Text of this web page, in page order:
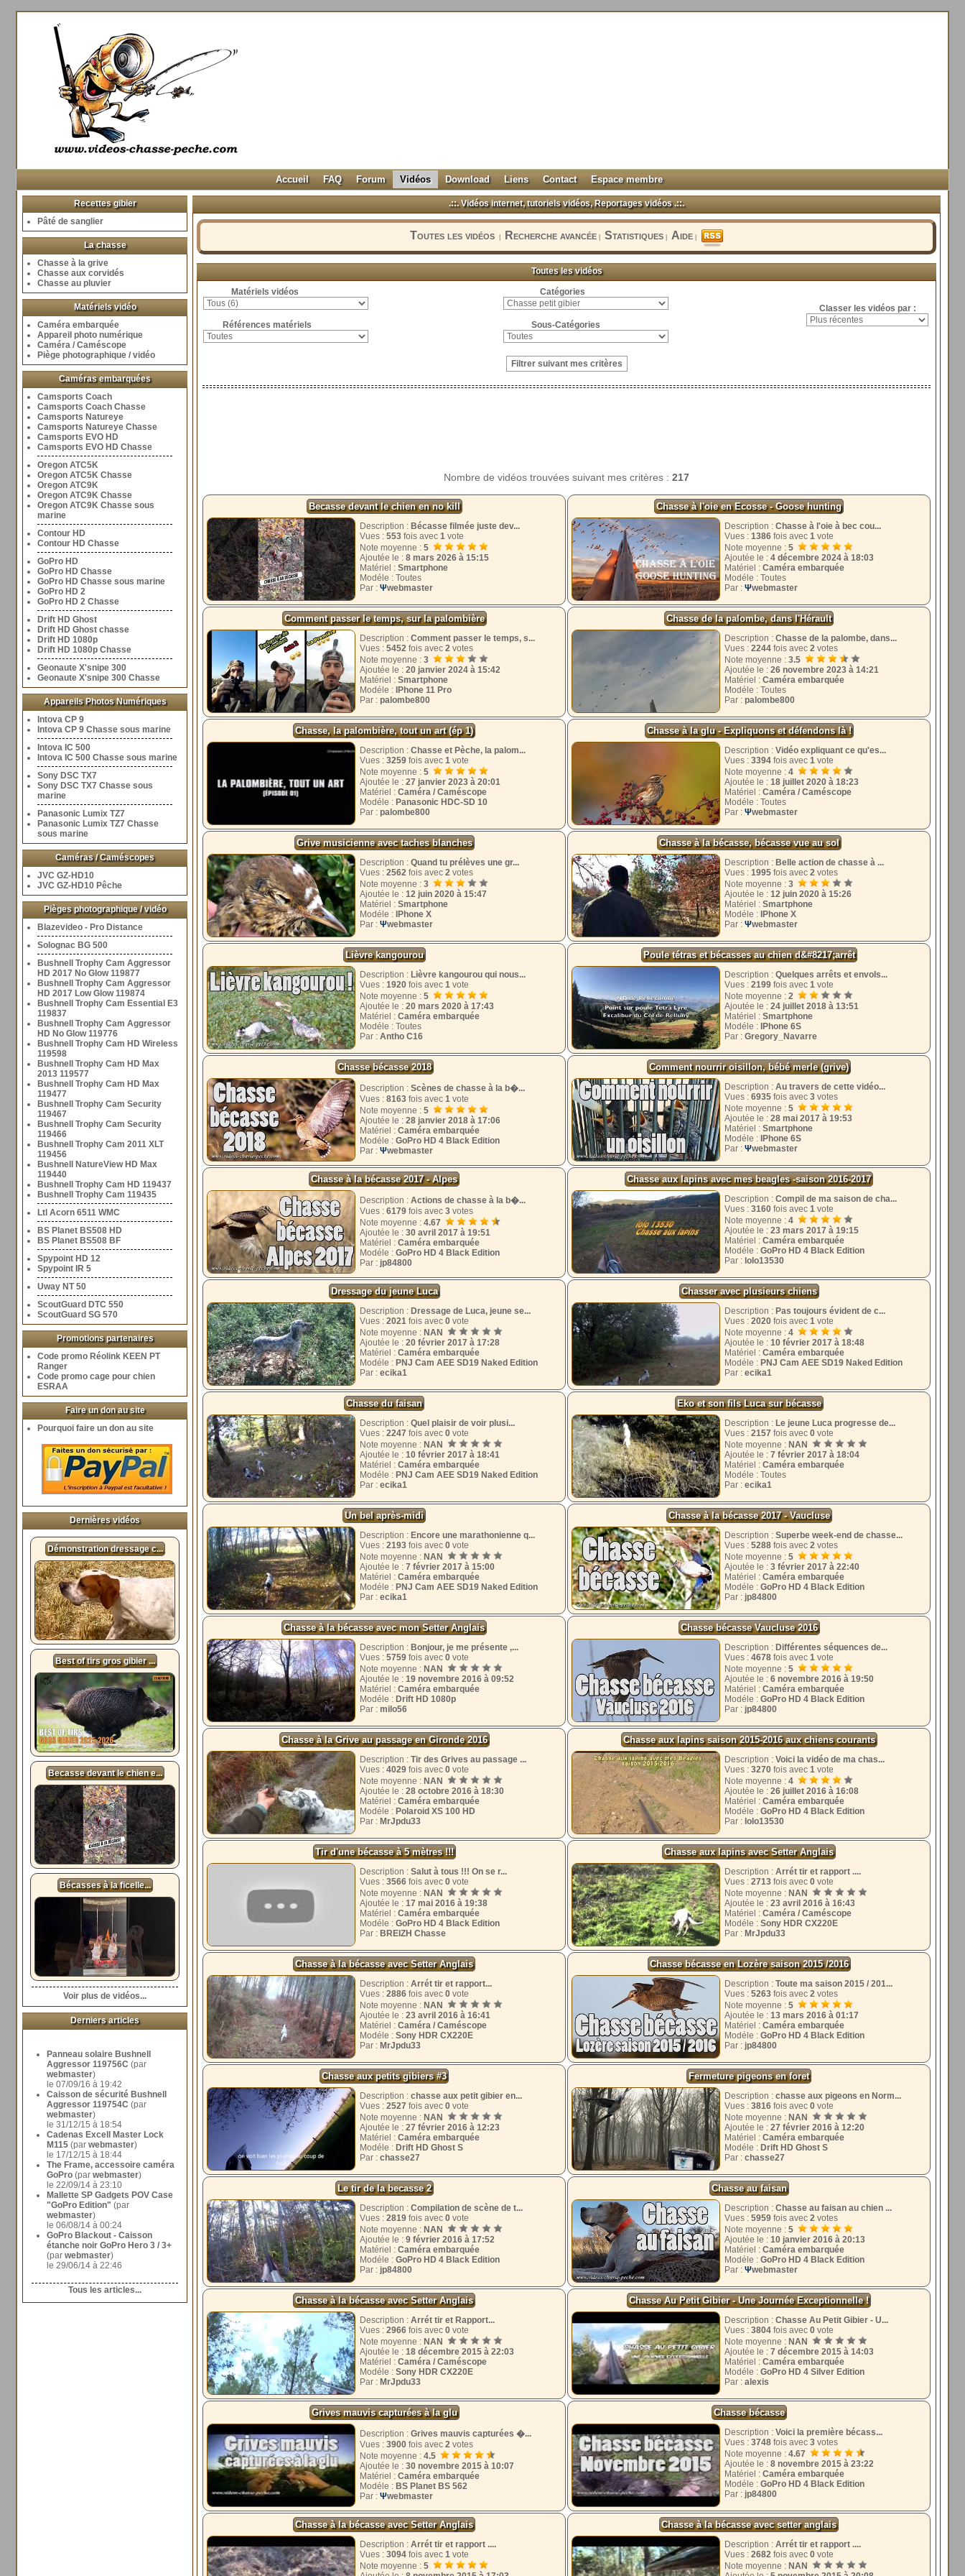
Accueil FAQ Forum Vidéos Download Liens Contact Espace membre
Recettes gibier
Pâté de sanglier
La chasse
Chasse à la grive
Chasse aux corvidés
Chasse au pluvier
Matériels vidéo
Caméra embarquée
Appareil photo numérique
Caméra / Caméscope
Piège photographique / vidéo
Caméras embarquées
Camsports Coach
Camsports Coach Chasse
Camsports Natureye
Camsports Natureye Chasse
Camsports EVO HD
Camsports EVO HD Chasse
Oregon ATC5K
Oregon ATC5K Chasse
Oregon ATC9K
Oregon ATC9K Chasse
Oregon ATC9K Chasse sous
marine
Contour HD
Contour HD Chasse
GoPro HD
GoPro HD Chasse
GoPro HD Chasse sous marine
GoPro HD 2
GoPro HD 2 Chasse
Drift HD Ghost
Drift HD Ghost chasse
Drift HD 1080p
Drift HD 1080p Chasse
Geonaute X'snipe 300
Geonaute X'snipe 300 Chasse
Appareils Photos Numériques
Intova CP 9
Intova CP 9 Chasse sous marine
Intova IC 500
Intova IC 500 Chasse sous marine
Sony DSC TX7
Sony DSC TX7 Chasse sous
marine
Panasonic Lumix TZ7
Panasonic Lumix TZ7 Chasse
sous marine
Caméras / Caméscopes
JVC GZ-HD10
JVC GZ-HD10 Pêche
Pièges photographique / vidéo
Blazevideo - Pro Distance
Solognac BG 500
Bushnell Trophy Cam Aggressor
HD 2017 No Glow 119877
Bushnell Trophy Cam Aggressor
HD 2017 Low Glow 119874
Bushnell Trophy Cam Essential E3
119837
Bushnell Trophy Cam Aggressor
HD No Glow 119776
Bushnell Trophy Cam HD Wireless
119598
Bushnell Trophy Cam HD Max
2013 119577
Bushnell Trophy Cam HD Max
119477
Bushnell Trophy Cam Security
119467
Bushnell Trophy Cam Security
119466
Bushnell Trophy Cam 2011 XLT
119456
Bushnell NatureView HD Max
119440
Bushnell Trophy Cam HD 119437
Bushnell Trophy Cam 119435
Ltl Acorn 6511 WMC
BS Planet BS508 HD
BS Planet BS508 BF
Spypoint HD 12
Spypoint IR 5
Uway NT 50
ScoutGuard DTC 550
ScoutGuard SG 570
Promotions partenaires
Code promo Réolink KEEN PT
Ranger
Code promo cage pour chien
ESRAA
Faire un don au site
Pourquoi faire un don au site
Dernières vidéos
Démonstration dressage c...
Best of tirs gros gibier ...
Becasse devant le chien e...
Bécasses à la ficelle...
Voir plus de vidéos...
Derniers articles
Panneau solaire Bushnell
Aggressor 119756C (par
webmaster)
le 07/09/16 à 19:42
Caisson de sécurité Bushnell
Aggressor 119754C (par
webmaster)
le 31/12/15 à 18:54
Cadenas Excell Master Lock
M115 (par webmaster)
le 17/12/15 à 18:44
The Frame, accessoire caméra
GoPro (par webmaster)
le 22/09/14 à 23:10
Mallette SP Gadgets POV Case
"GoPro Edition" (par
webmaster)
le 06/08/14 à 00:24
GoPro Blackout - Caisson
étanche noir GoPro Hero 3 / 3+
(par webmaster)
le 29/06/14 à 22:46
Tous les articles...
.::. Vidéos internet, tutoriels vidéos, Reportages vidéos .::.
Toutes les vidéos Recherche avancée| Statistiques| Aide|
Toutes les vidéos
Matériels vidéos
Références matériels
Catégories
Sous-Catégories
Classer les vidéos par :
Nombre de vidéos trouvées suivant mes critères : 217
Becasse devant le chien en no kill
Description : Bécasse filmée juste dev...
Vues : 553 fois avec 1 vote
Note moyenne : 5
Ajoutée le : 8 mars 2026 à 15:15
Matériel : Smartphone
Modéle : Toutes
Par : Ψwebmaster
Chasse à l'oie en Ecosse - Goose hunting
Description : Chasse à l'oie à bec cou...
Vues : 1386 fois avec 1 vote
Note moyenne : 5
Ajoutée le : 4 décembre 2024 à 18:03
Matériel : Caméra embarquée
Modéle : Toutes
Par : Ψwebmaster
Comment passer le temps, sur la palombière
Description : Comment passer le temps, s...
Vues : 5452 fois avec 2 votes
Note moyenne : 3
Ajoutée le : 20 janvier 2024 à 15:42
Matériel : Smartphone
Modéle : IPhone 11 Pro
Par : palombe800
Chasse de la palombe, dans l'Hérault
Description : Chasse de la palombe, dans...
Vues : 2244 fois avec 2 votes
Note moyenne : 3.5
Ajoutée le : 26 novembre 2023 à 14:21
Matériel : Caméra embarquée
Modéle : Toutes
Par : palombe800
Chasse, la palombière, tout un art (ép 1)
Description : Chasse et Pèche, la palom...
Vues : 3259 fois avec 1 vote
Note moyenne : 5
Ajoutée le : 27 janvier 2023 à 20:01
Matériel : Caméra / Caméscope
Modéle : Panasonic HDC-SD 10
Par : palombe800
Chasse à la glu - Expliquons et défendons là !
Description : Vidéo expliquant ce qu'es...
Vues : 3394 fois avec 1 vote
Note moyenne : 4
Ajoutée le : 18 juillet 2020 à 18:23
Matériel : Caméra / Caméscope
Modéle : Toutes
Par : Ψwebmaster
Grive musicienne avec taches blanches
Description : Quand tu prélèves une gr...
Vues : 2562 fois avec 2 votes
Note moyenne : 3
Ajoutée le : 12 juin 2020 à 15:47
Matériel : Smartphone
Modéle : IPhone X
Par : Ψwebmaster
Chasse à la bécasse, bécasse vue au sol
Description : Belle action de chasse à ...
Vues : 1995 fois avec 2 votes
Note moyenne : 3
Ajoutée le : 12 juin 2020 à 15:26
Matériel : Smartphone
Modéle : IPhone X
Par : Ψwebmaster
Lièvre kangourou
Description : Lièvre kangourou qui nous...
Vues : 1920 fois avec 1 vote
Note moyenne : 5
Ajoutée le : 20 mars 2020 à 17:43
Matériel : Caméra embarquée
Modéle : Toutes
Par : Antho C16
Poule tétras et bécasses au chien d&#8217;arrêt
Description : Quelques arrêts et envols...
Vues : 2199 fois avec 1 vote
Note moyenne : 2
Ajoutée le : 24 juillet 2018 à 13:51
Matériel : Smartphone
Modéle : IPhone 6S
Par : Gregory_Navarre
Chasse bécasse 2018
Description : Scènes de chasse à la b�...
Vues : 8163 fois avec 1 vote
Note moyenne : 5
Ajoutée le : 28 janvier 2018 à 17:06
Matériel : Caméra embarquée
Modéle : GoPro HD 4 Black Edition
Par : Ψwebmaster
Comment nourrir oisillon, bébé merle (grive)
Description : Au travers de cette vidéo...
Vues : 6935 fois avec 3 votes
Note moyenne : 5
Ajoutée le : 28 mai 2017 à 19:53
Matériel : Smartphone
Modéle : IPhone 6S
Par : Ψwebmaster
Chasse à la bécasse 2017 - Alpes
Description : Actions de chasse à la b�...
Vues : 6179 fois avec 3 votes
Note moyenne : 4.67
Ajoutée le : 30 avril 2017 à 19:51
Matériel : Caméra embarquée
Modéle : GoPro HD 4 Black Edition
Par : jp84800
Chasse aux lapins avec mes beagles -saison 2016-2017
Description : Compil de ma saison de cha...
Vues : 3160 fois avec 1 vote
Note moyenne : 4
Ajoutée le : 23 mars 2017 à 19:15
Matériel : Caméra embarquée
Modéle : GoPro HD 4 Black Edition
Par : lolo13530
Dressage du jeune Luca
Description : Dressage de Luca, jeune se...
Vues : 2021 fois avec 0 vote
Note moyenne : NAN
Ajoutée le : 20 février 2017 à 17:28
Matériel : Caméra embarquée
Modéle : PNJ Cam AEE SD19 Naked Edition
Par : ecika1
Chasser avec plusieurs chiens
Description : Pas toujours évident de c...
Vues : 2020 fois avec 1 vote
Note moyenne : 4
Ajoutée le : 10 février 2017 à 18:48
Matériel : Caméra embarquée
Modéle : PNJ Cam AEE SD19 Naked Edition
Par : ecika1
Chasse du faisan
Description : Quel plaisir de voir plusi...
Vues : 2247 fois avec 0 vote
Note moyenne : NAN
Ajoutée le : 10 février 2017 à 18:41
Matériel : Caméra embarquée
Modéle : PNJ Cam AEE SD19 Naked Edition
Par : ecika1
Eko et son fils Luca sur bécasse
Description : Le jeune Luca progresse de...
Vues : 2157 fois avec 0 vote
Note moyenne : NAN
Ajoutée le : 7 février 2017 à 18:04
Matériel : Caméra embarquée
Modéle : Toutes
Par : ecika1
Un bel après-midi
Description : Encore une marathonienne q...
Vues : 2193 fois avec 0 vote
Note moyenne : NAN
Ajoutée le : 7 février 2017 à 15:00
Matériel : Caméra embarquée
Modéle : PNJ Cam AEE SD19 Naked Edition
Par : ecika1
Chasse à la bécasse 2017 - Vaucluse
Description : Superbe week-end de chasse...
Vues : 5288 fois avec 2 votes
Note moyenne : 5
Ajoutée le : 3 février 2017 à 22:40
Matériel : Caméra embarquée
Modéle : GoPro HD 4 Black Edition
Par : jp84800
Chasse à la bécasse avec mon Setter Anglais
Description : Bonjour, je me présente ,...
Vues : 5759 fois avec 0 vote
Note moyenne : NAN
Ajoutée le : 19 novembre 2016 à 09:52
Matériel : Caméra embarquée
Modéle : Drift HD 1080p
Par : milo56
Chasse bécasse Vaucluse 2016
Description : Différentes séquences de...
Vues : 4678 fois avec 1 vote
Note moyenne : 5
Ajoutée le : 6 novembre 2016 à 19:50
Matériel : Caméra embarquée
Modéle : GoPro HD 4 Black Edition
Par : jp84800
Chasse à la Grive au passage en Gironde 2016
Description : Tir des Grives au passage ...
Vues : 4029 fois avec 0 vote
Note moyenne : NAN
Ajoutée le : 28 octobre 2016 à 18:30
Matériel : Caméra embarquée
Modéle : Polaroid XS 100 HD
Par : MrJpdu33
Chasse aux lapins saison 2015-2016 aux chiens courants
Description : Voici la vidéo de ma chas...
Vues : 3270 fois avec 1 vote
Note moyenne : 4
Ajoutée le : 26 juillet 2016 à 16:08
Matériel : Caméra embarquée
Modéle : GoPro HD 4 Black Edition
Par : lolo13530
Tir d'une bécasse à 5 mètres !!!
Description : Salut à tous !!! On se r...
Vues : 3566 fois avec 0 vote
Note moyenne : NAN
Ajoutée le : 17 mai 2016 à 19:38
Matériel : Caméra embarquée
Modéle : GoPro HD 4 Black Edition
Par : BREIZH Chasse
Chasse aux lapins avec Setter Anglais
Description : Arrét tir et rapport ....
Vues : 2713 fois avec 0 vote
Note moyenne : NAN
Ajoutée le : 23 avril 2016 à 16:43
Matériel : Caméra / Caméscope
Modéle : Sony HDR CX220E
Par : MrJpdu33
Chasse à la bécasse avec Setter Anglais
Description : Arrét tir et rapport...
Vues : 2886 fois avec 0 vote
Note moyenne : NAN
Ajoutée le : 23 avril 2016 à 16:41
Matériel : Caméra / Caméscope
Modéle : Sony HDR CX220E
Par : MrJpdu33
Chasse bécasse en Lozère saison 2015 /2016
Description : Toute ma saison 2015 / 201...
Vues : 5263 fois avec 2 votes
Note moyenne : 5
Ajoutée le : 13 mars 2016 à 01:17
Matériel : Caméra embarquée
Modéle : GoPro HD 4 Black Edition
Par : jp84800
Chasse aux petits gibiers #3
Description : chasse aux petit gibier en...
Vues : 2527 fois avec 0 vote
Note moyenne : NAN
Ajoutée le : 27 février 2016 à 12:23
Matériel : Caméra embarquée
Modéle : Drift HD Ghost S
Par : chasse27
Fermeture pigeons en foret
Description : chasse aux pigeons en Norm...
Vues : 3816 fois avec 0 vote
Note moyenne : NAN
Ajoutée le : 27 février 2016 à 12:20
Matériel : Caméra embarquée
Modéle : Drift HD Ghost S
Par : chasse27
Le tir de la becasse 2
Description : Compilation de scène de t...
Vues : 2819 fois avec 0 vote
Note moyenne : NAN
Ajoutée le : 9 février 2016 à 17:52
Matériel : Caméra embarquée
Modéle : GoPro HD 4 Black Edition
Par : jp84800
Chasse au faisan
Description : Chasse au faisan au chien ...
Vues : 5959 fois avec 2 votes
Note moyenne : 5
Ajoutée le : 10 janvier 2016 à 20:13
Matériel : Caméra embarquée
Modéle : GoPro HD 4 Black Edition
Par : Ψwebmaster
Chasse à la bécasse avec Setter Anglais
Description : Arrét tir et Rapport...
Vues : 2966 fois avec 0 vote
Note moyenne : NAN
Ajoutée le : 18 décembre 2015 à 22:03
Matériel : Caméra / Caméscope
Modéle : Sony HDR CX220E
Par : MrJpdu33
Chasse Au Petit Gibier - Une Journée Exceptionnelle !
Description : Chasse Au Petit Gibier - U...
Vues : 3804 fois avec 0 vote
Note moyenne : NAN
Ajoutée le : 7 décembre 2015 à 14:03
Matériel : Caméra embarquée
Modéle : GoPro HD 4 Silver Edition
Par : alexis
Grives mauvis capturées à la glu
Description : Grives mauvis capturées �...
Vues : 3900 fois avec 2 votes
Note moyenne : 4.5
Ajoutée le : 30 novembre 2015 à 10:07
Matériel : Caméra embarquée
Modéle : BS Planet BS 562
Par : Ψwebmaster
Chasse bécasse
Description : Voici la première bécass...
Vues : 3748 fois avec 3 votes
Note moyenne : 4.67
Ajoutée le : 8 novembre 2015 à 23:22
Matériel : Caméra embarquée
Modéle : GoPro HD 4 Black Edition
Par : jp84800
Chasse à la bécasse avec Setter Anglais
Description : Arrét tir et rapport ....
Vues : 3094 fois avec 1 vote
Note moyenne : 5
Chasse à la bécasse avec setter anglais
Description : Arrét tir et rapport ....
Vues : 2682 fois avec 0 vote
Note moyenne : NAN